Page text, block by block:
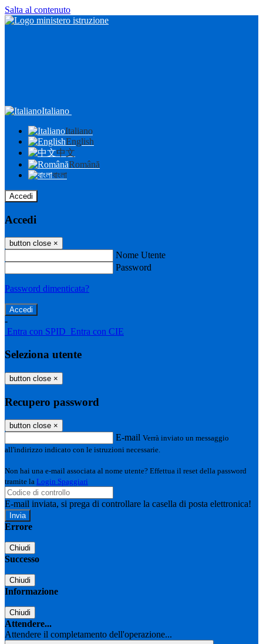
Salta al contenuto
Italiano
Italiano
English
中文
Română
বাংলা
Accedi
Accedi
button close ×
Nome Utente
Password
Password dimenticata?
-
Entra con SPID Entra con CIE
Seleziona utente
button close ×
Recupero password
button close ×
E-mail Verrà inviato un messaggio
all'indirizzo indicato con le istruzioni necessarie.
Non hai una e-mail associata al nome utente? Effettua il reset della password
tramite la Login Spaggiari
E-mail inviata, si prega di controllare la casella di posta elettronica!
Errore
Chiudi
Successo
Chiudi
Informazione
Chiudi
Attendere...
Attendere il completamento dell'operazione...